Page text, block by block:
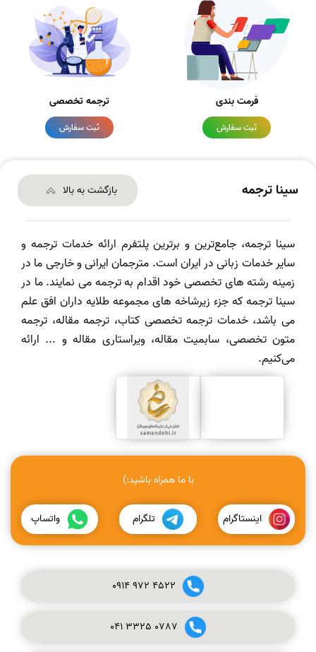
فرمت بندی
ثبت سفارش
ترجمه تخصصی
ثبت سفارش
سینا ترجمه بازگشت به بالا
سینا ترجمه، جامع‌ترین و برترین پلتفرم ارائه خدمات ترجمه و
سایر خدمات زبانی در ایران است. مترجمان ایرانی و خارجی ما در
زمینه رشته های تخصصی خود اقدام به ترجمه می نمایند. ما در
سینا ترجمه که جزء زیرشاخه های مجموعه طلایه داران افق علم
می باشد، خدمات ترجمه تخصصی کتاب، ترجمه مقاله، ترجمه
متون تخصصی، سابمیت مقاله، ویراستاری مقاله و ... ارائه
می‌کنیم.
با ما همراه باشید:)
اینستاگرام تلگرام واتساپ
0914972 4522
041 3325 0787